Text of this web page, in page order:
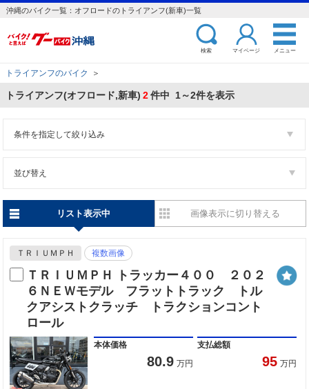
沖縄のバイク一覧：オフロードのトライアンフ(新車)一覧
検索 マイページ メニュー
トライアンフのバイク ＞
トライアンフ(オフロード,新車) 2件中 1～2件を表示
条件を指定して絞り込み
並び替え
リスト表示中 画像表示に切り替える
ＴＲＩＵＭＰＨ 複数画像
ＴＲＩＵＭＰＨ トラッカー４００ ２０２
６ＮＥＷモデル フラットトラック トル
クアシストクラッチ トラクションコント
ロール
本体価格
80.9 万円
支払総額
95 万円